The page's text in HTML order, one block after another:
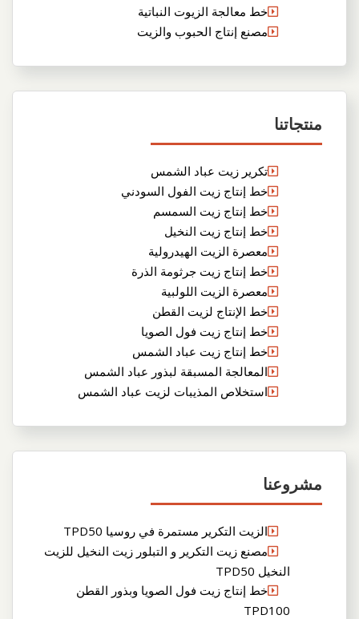
خط معالجة الزيوت النباتية
مصنع إنتاج الحبوب والزيت
منتجاتنا
تكرير زيت عباد الشمس
خط إنتاج زيت الفول السودني
خط إنتاج زيت السمسم
خط إنتاج زيت النخيل
معصرة الزيت الهيدرولية
خط إنتاج زيت جرثومة الذرة
معصرة الزيت اللولبية
خط الإنتاج لزيت القطن
خط إنتاج زيت فول الصويا
خط إنتاج زيت عباد الشمس
المعالجة المسبقة لبذور عباد الشمس
استخلاص المذيبات لزيت عباد الشمس
مشروعنا
الزيت التكرير مستمرة في روسيا TPD50
مصنع زيت التكرير و التبلور زيت النخيل للزيت
النخيل TPD50
خط إنتاج زيت فول الصويا وبذور القطن
TPD100